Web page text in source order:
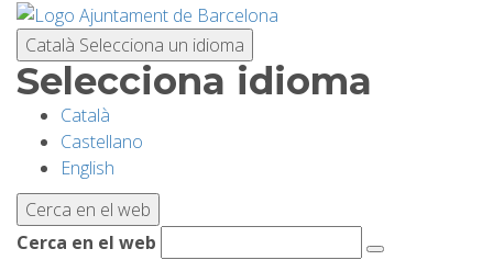
Català Selecciona un idioma
Selecciona idioma
Català
Castellano
English
Cerca en el web
Cerca en el web
Vés
contingut
PLANIFICA LA VISITA
BIODIVERSITAT